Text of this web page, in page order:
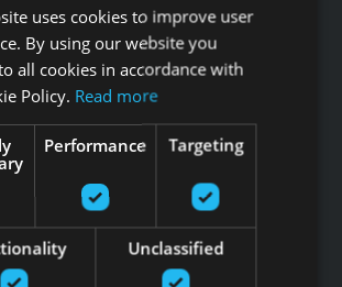
Pieteikties jaunumiem
uses cookies to improve user
By using our website you
all cookies in accordance with
Policy. Read more
Performance Targeting
Unclassified